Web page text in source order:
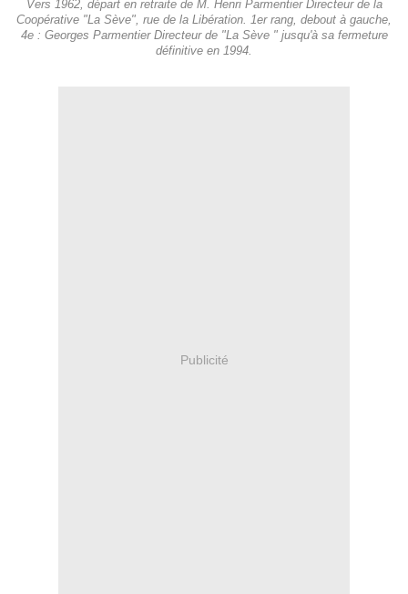
Vers 1962, départ en retraite de M. Henri Parmentier Directeur de la
Coopérative "La Sève", rue de la Libération. 1er rang, debout à gauche,
4e : Georges Parmentier Directeur de "La Sève " jusqu'à sa fermeture
définitive en 1994.
Publicité